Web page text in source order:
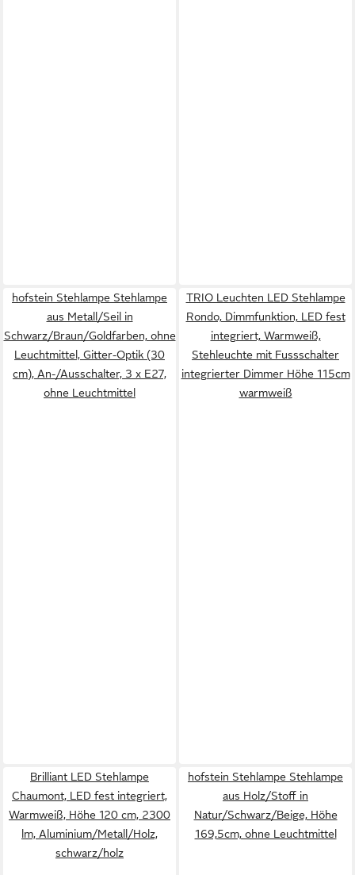
hofstein Stehlampe Stehlampe
aus Metall/Seil in
Schwarz/Braun/Goldfarben, ohne
Leuchtmittel, Gitter-Optik (30
cm), An-/Ausschalter, 3 x E27,
ohne Leuchtmittel
TRIO Leuchten LED Stehlampe
Rondo, Dimmfunktion, LED fest
integriert, Warmweiß,
Stehleuchte mit Fussschalter
integrierter Dimmer Höhe 115cm
warmweiß
Brilliant LED Stehlampe
Chaumont, LED fest integriert,
Warmweiß, Höhe 120 cm, 2300
lm, Aluminium/Metall/Holz,
schwarz/holz
hofstein Stehlampe Stehlampe
aus Holz/Stoff in
Natur/Schwarz/Beige, Höhe
169,5cm, ohne Leuchtmittel